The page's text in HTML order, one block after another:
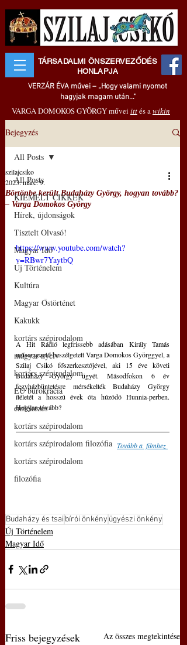
TÁRSADALMI ÖNSZERVEZŐDÉS
HONLAPJA
VERZÁR ÉVA művei – „Hogy valami nyomot
hagyjak magam után..."
VARGA DOMOKOS GYÖRGY művei ittés awikin
Bejegyzés
All Posts
KIEMELT CIKKEK
Hírek, újdonságok
Tisztelt Olvasó!
Magyar Idő
Új Történelem
Kultúra
Magyar Őstörténet
Kakukk
kortárs szépirodalom
magyar nyelv
kortárs szépirodalom
EU bürokrácia
emlékezés
kortárs szépirodalom
kortárs szépirodalom filozófia
kortárs szépirodalom
filozófia
All Posts
Börtönbe került Budaházy György, hogyan tovább?
– Varga Domokos György
szilajcsiko
2023. márc. 9.
https://www.youtube.com/watch?
v=RBwr7YaytbQ
A Hit Rádió legfrissebb adásában Király Tamás
műsorvezető beszélgetett Varga Domokos Györggyel, a
Szilaj Csikó főszerkesztőjével, aki 15 éve követi
Budaházy György ügyét. Másodfokon 6 év
fegyházbüntetésre mérsékelték Budaházy György
ítéletét a hosszú évek óta húzódó Hunnia-perben.
Hogyan tovább?
Tovább a  filmhez
Budaházy és tsai bírói önkény ügyészi önkény
Új Történelem
Magyar Idő
Friss bejegyzések Az összes megtekintése